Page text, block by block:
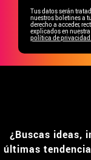
Tus datos serán
nuestros boletines a
derecho a acceder,
explicados en nuestra
política de privacidad.
¿Buscas ideas,
últimas